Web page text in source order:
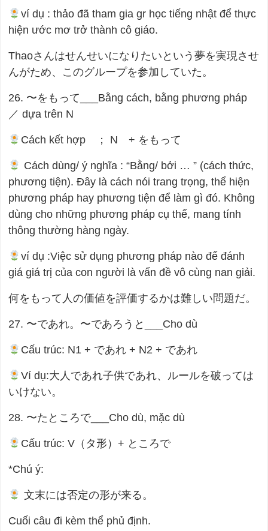
ví dụ : thảo đã tham gia gr học tiếng nhật để thực
hiện ước mơ trở thành cô giáo.
Thaoさんはせんせいになりたいという夢を実現させ
んがため、このグループを参加していた。
26. 〜をもって___Bằng cách, bằng phương pháp
／ dựa trên N
Cách kết hợp ； N + をもって
Cách dùng/ ý nghĩa : “Bằng/ bởi … ” (cách thức,
phương tiện). Đây là cách nói trang trọng, thể hiện
phương pháp hay phương tiện để làm gì đó. Không
dùng cho những phương pháp cụ thể, mang tính
thông thường hàng ngày.
ví dụ :Việc sử dụng phương pháp nào để đánh
giá giá trị của con người là vấn đề vô cùng nan giải.
何をもって人の価値を評価するかは難しい問題だ。
27. 〜であれ。〜であろうと___Cho dù
Cấu trúc: N1 + であれ + N2 + であれ
Ví dụ:大人であれ子供であれ、ルールを破っては
いけない。
28. 〜たところで___Cho dù, mặc dù
Cấu trúc: V（タ形）+ ところで
*Chú ý:
文末には否定の形が来る。
Cuối câu đi kèm thể phủ định.